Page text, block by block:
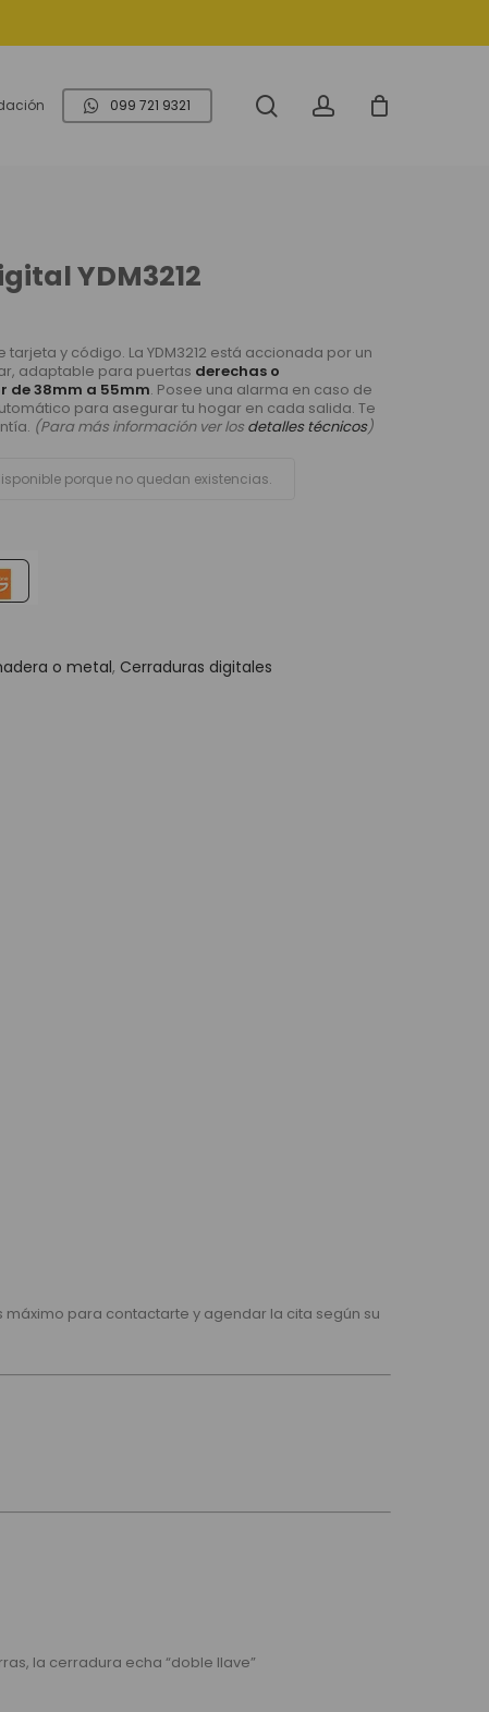
099 721 9321 searchaccount
YDM3212
y código. La YDM3212 está accionada por un
adaptable para puertas derechas o
de 38mm a 55mm. Posee una alarma en caso de
para asegurar tu hogar en cada salida. Te
(Para más información ver los detalles técnicos)
porque no quedan existencias.
o metal, Cerraduras digitales
para contactarte y agendar la cita según su
la cerradura echa “doble llave”